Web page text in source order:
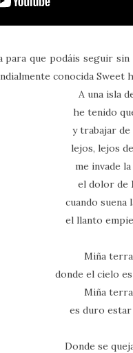
para que podáis seguir
conocida Sweet
A una isla
he tenido
y trabajar de
lejos, lejos
me invade la
el dolor de
cuando suena
el llanto
Miña
donde el cielo
Miña
es duro
Donde se